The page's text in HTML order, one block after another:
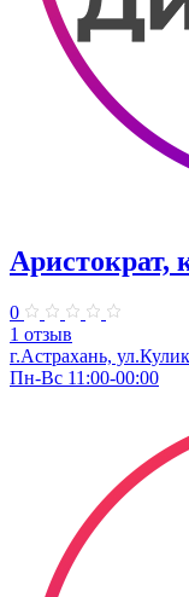
Аристократ,
0
1 отзыв
г.Астрахань,
Пн-Вс 11:00-00:00